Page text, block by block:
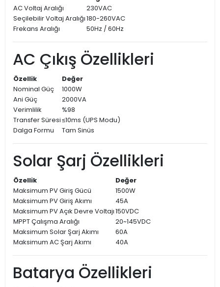
AC Voltaj Aralığı
230VAC
Seçilebilir Voltaj Aralığı180-260VAC
Frekans Aralığı
50Hz / 60Hz
AC Çıkış Özellikleri
Özellik
Değer
Nominal Güç
1000W
Ani Güç
2000VA
Verimlilik
%98
Transfer Süresi≤10ms (UPS Modu)
Dalga Formu
Tam Sinüs
Solar Şarj Özellikleri
Özellik
Değer
Maksimum PV Giriş Gücü
1500W
Maksimum PV Giriş Akımı
45A
Maksimum PV Açık Devre Voltajı150VDC
MPPT Çalışma Aralığı
20~145VDC
Maksimum Solar Şarj Akımı
60A
Maksimum AC Şarj Akımı
40A
Batarya Özellikleri